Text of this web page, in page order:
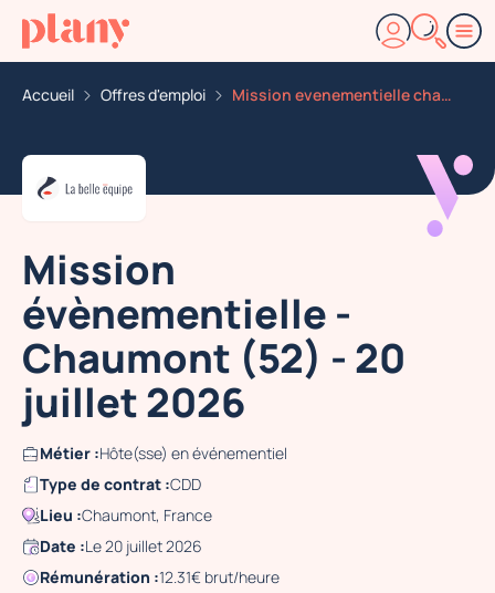
Accueil Offres d'emploi Mission evenementielle chaumont 52 20 juillet 2026
Mission
évènementielle -
Chaumont (52) - 20
juillet 2026
Métier :Hôte(sse) en événementiel
Type de contrat :CDD
Lieu :Chaumont, France
Date :Le 20 juillet 2026
Rémunération :12.31€ brut/heure